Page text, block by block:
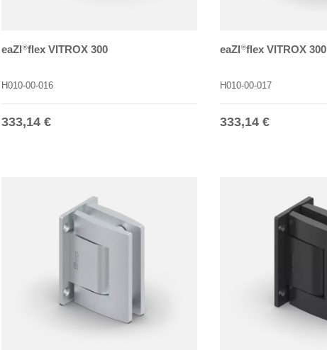
eaZI®flex VITROX 300
H010-00-016
Normaler Preis
333,14 €
eaZI®flex VITROX 300
H010-00-017
Normaler Preis
333,14 €